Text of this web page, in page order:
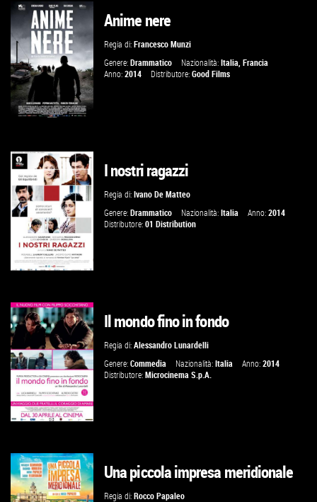
GUARDA IL TRAILER
VAI ALLA SCHEDA
VAI ALLA SCHEDA
Anime nere
Regia di:Francesco Munzi
Genere:Drammatico Nazionalità:Italia ,Francia
Anno:2014 Distributore:Good Films
VAI ALLA SCHEDA
I nostri ragazzi
Regia di:Ivano De Matteo
Genere:Drammatico Nazionalità:Italia Anno:2014
Distributore:01 Distribution
VAI ALLA SCHEDA
Il mondo fino in fondo
Regia di:Alessandro Lunardelli
Genere:Commedia Nazionalità:Italia Anno:2014
Distributore:Microcinema S.p.A.
Una piccola impresa meridionale
Regia di:Rocco Papaleo